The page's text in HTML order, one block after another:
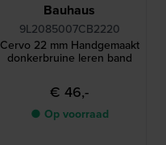
Bauhaus
9L2085007CB2220
Cervo 22 mm Handgemaakt
donkerbruine leren band
€ 46,-
● Op voorraad